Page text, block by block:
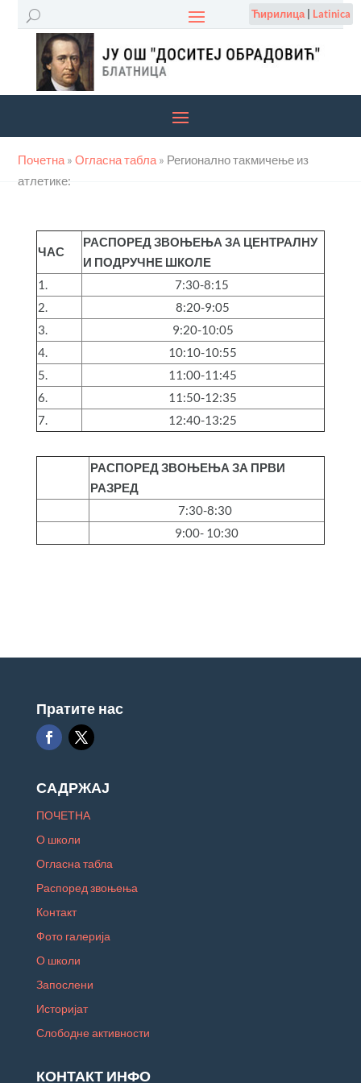
Ћирилица| Latinica
Почетна »Огласна табла » Регионално такмичење из
атлетике:
ЧАС
РАСПОРЕД ЗВОЊЕЊА ЗА ЦЕНТРАЛНУ
И ПОДРУЧНЕ ШКОЛЕ
1.
7:30-8:15
2.
8:20-9:05
3.
9:20-10:05
4.
10:10-10:55
5.
11:00-11:45
6.
11:50-12:35
7.
12:40-13:25
РАСПОРЕД ЗВОЊЕЊА ЗА ПРВИ
РАЗРЕД
7:30-8:30
9:00- 10:30
Пратите нас
САДРЖАЈ
ПОЧЕТНА
О школи
Огласна табла
Распоред звоњења
Контакт
Фото галерија
О школи
Запослени
Историјат
Слободне активности
КОНТАКТ ИНФО